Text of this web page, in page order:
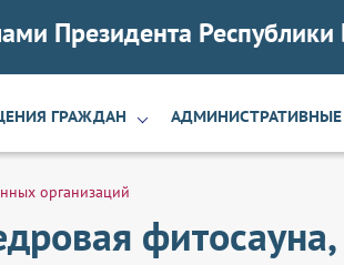
Президента Республики
ГРАЖДАН
организаций